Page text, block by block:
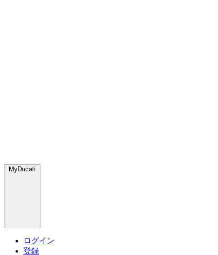
MyDucati
ログイン
登録